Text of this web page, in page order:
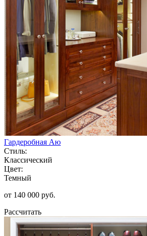
Гардеробная Аю
Стиль:
Классический
Цвет:
Темный
от 140 000 руб.
Рассчитать